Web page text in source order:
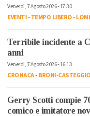
Venerdì, 7 Agosto 2026 - 17:30
EVENTI-TEMPO LIBERO-
Terribile incidente a
anni
Venerdì, 7 Agosto 2026 - 16:13
CRONACA-BRONI-CASTEGGIO
Gerry Scotti compie
comico e imitatore